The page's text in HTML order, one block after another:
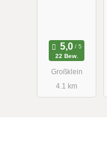
22 Bew.
Großklein
4.1 km